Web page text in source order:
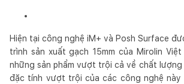
Hiện tại công nghệ iM+ và Posh Surface
trình sản xuất gạch 15mm của Mirolin
những sản phẩm vượt trội cả về chất lượng
đặc tính vượt trội của các công nghệ này